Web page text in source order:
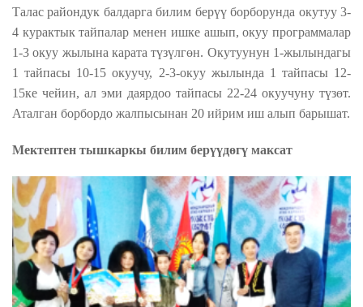
Талас райондук балдарга билим берүү борборунда окутуу 3-
4 курактык тайпалар менен ишке ашып, окуу программалар
1-3 окуу жылына карата түзүлгөн. Окутуунун 1-жылындагы
1 тайпасы 10-15 окуучу, 2-3-окуу жылында 1 тайпасы 12-
15ке чейин, ал эми даярдоо тайпасы 22-24 окуучуну түзөт.
Аталган борбордо жалпысынан 20 ийрим иш алып барышат.
Мектептен тышкаркы билим берүүдөгү максат